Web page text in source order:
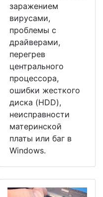
заражением
вирусами,
проблемы с
драйверами,
перегрев
центрального
процессора,
ошибки жесткого
диска (HDD),
неисправности
материнской
платы или баг в
Windows.